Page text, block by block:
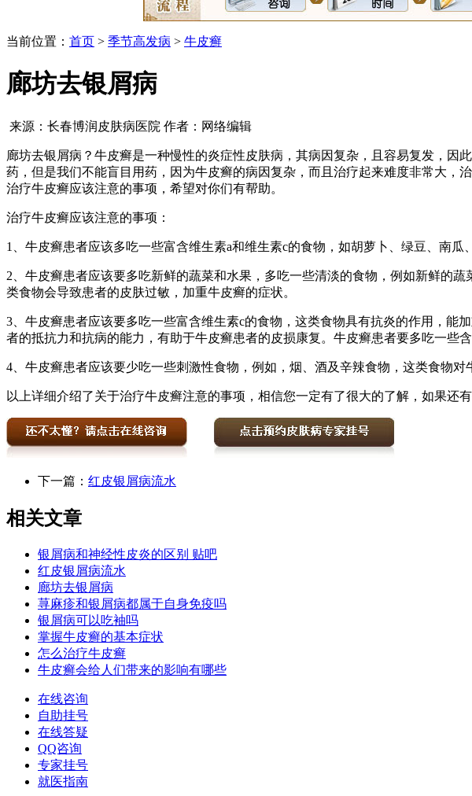
当前位置： 首页 > 季节高发病 > 牛皮癣
廊坊去银屑病
来源：长春博润皮肤病医院 作者：网络编辑
廊坊去银屑病？牛皮癣是一种慢性的炎症性皮肤病，其病因复杂，且容易复发，因
药，但是我们不能盲目用药，因为牛皮癣的病因复杂，而且治疗起来难度非常大
治疗牛皮癣应该注意的事项，希望对你们有帮助。
治疗牛皮癣应该注意的事项：
1、牛皮癣患者应该多吃一些富含维生素a和维生素c的食物，如胡萝卜、绿豆、南
2、牛皮癣患者应该要多吃新鲜的蔬菜和水果，多吃一些清淡的食物，例如新鲜的
类食物会导致患者的皮肤过敏，加重牛皮癣的症状。
3、牛皮癣患者应该要多吃一些富含维生素c的食物，这类食物具有抗炎的作用，能
者的抵抗力和抗病的能力，有助于牛皮癣患者的皮损康复。牛皮癣患者要多吃一些
4、牛皮癣患者应该要少吃一些刺激性食物，例如，烟、酒及辛辣食物，这类食物
以上详细介绍了关于治疗牛皮癣注意的事项，相信您一定有了很大的了解，如果还
下一篇： 红皮银屑病流水
相关文章
银屑病和神经性皮炎的区别 贴吧
红皮银屑病流水
廊坊去银屑病
荨麻疹和银屑病都属于自身免疫吗
银屑病可以吃袖吗
掌握牛皮癣的基本症状
怎么治疗牛皮癣
牛皮癣会给人们带来的影响有哪些
在线咨询
自助挂号
在线答疑
QQ咨询
专家挂号
就医指南